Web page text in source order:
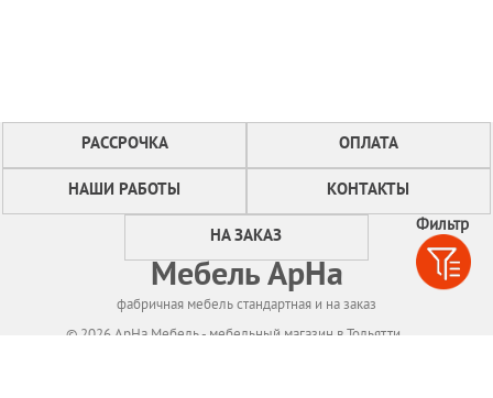
Фильтр
РАССРОЧКА ОПЛАТА
НАШИ РАБОТЫ КОНТАКТЫ
НА ЗАКАЗ
Мебель АрНа
фабричная мебель стандартная и на заказ
© 2026 АрНа Мебель - мебельный магазин в Тольятти